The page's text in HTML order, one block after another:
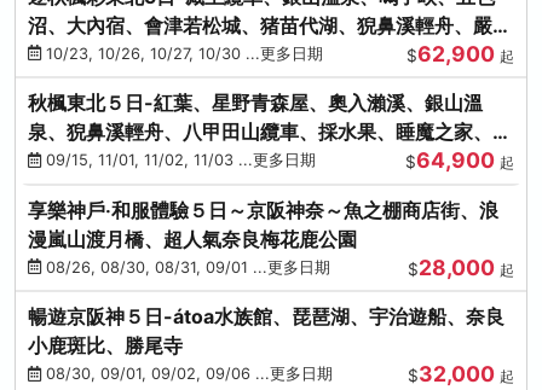
沼、大內宿、會津若松城、猪苗代湖、猊鼻溪輕舟、嚴美
溪、松島海灣遊船
10/23, 10/26, 10/27, 10/30 ...更多日期 $62,900 起
秋楓東北５日-紅葉、星野青森屋、奧入瀨溪、銀山溫
泉、猊鼻溪輕舟、八甲田山纜車、採水果、睡魔之家、法
式料理(不進免稅店)
09/15, 11/01, 11/02, 11/03 ...更多日期 $64,900 起
享樂神戶‧和服體驗５日～京阪神奈～魚之棚商店街、浪
漫嵐山渡月橋、超人氣奈良梅花鹿公園
08/26, 08/30, 08/31, 09/01 ...更多日期 $28,000 起
暢遊京阪神５日-átoa水族館、琵琶湖、宇治遊船、奈良
小鹿斑比、勝尾寺
08/30, 09/01, 09/02, 09/06 ...更多日期 $32,000 起